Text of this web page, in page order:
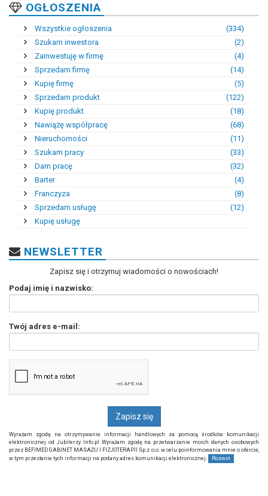
OGŁOSZENIA
Wszystkie ogłoszenia
(334)
Szukam inwestora
(2)
Zainwestuję w firmę
(4)
Sprzedam firmę
(14)
Kupię firmę
(5)
Sprzedam produkt
(122)
Kupię produkt
(18)
Nawiążę współpracę
(68)
Nieruchomości
(11)
Szukam pracy
(33)
Dam pracę
(32)
Barter
(4)
Franczyza
(8)
Sprzedam usługę
(12)
Kupię usługę
NEWSLETTER
Zapisz się i otrzymuj wiadomości o nowościach!
Podaj imię i nazwisko:
Twój adres e-mail:
Wyrażam zgodę na otrzymywanie informacji handlowych za pomocą środków komunikacji
elektronicznej od Jubilerzy Info.pl Wyrażam zgodę na przetwarzanie moich danych osobowych
przez BEFIMED GABINET MASAŻU I FIZJOTERAPII Sp.z o.o. w celu poinformowania mnie o ofercie,
w tym przesłanie tych informacji na podany adres komunikacji elektronicznej.
Rozwiń